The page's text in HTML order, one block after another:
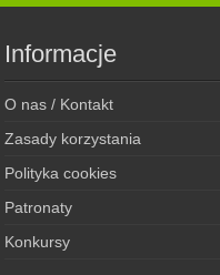
Informacje
O nas / Kontakt
Zasady korzystania
Polityka cookies
Patronaty
Konkursy